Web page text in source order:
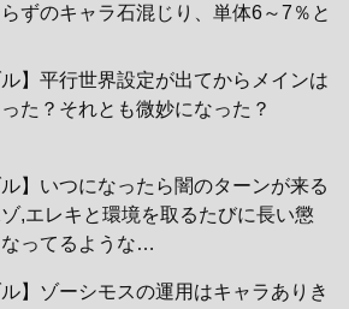
ずのキャラ石混じり、単体6～7％と
ル】平行世界設定が出てからメインは
た？それとも微妙になった？
ル】いつになったら闇のターンが来る
,エレキと環境を取るたびに長い懲
ってるような…
ル】ゾーシモスの運用はキャラありき